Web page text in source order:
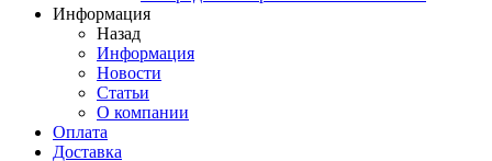
Информация
Назад
Информация
Новости
Статьи
О компании
Оплата
Доставка